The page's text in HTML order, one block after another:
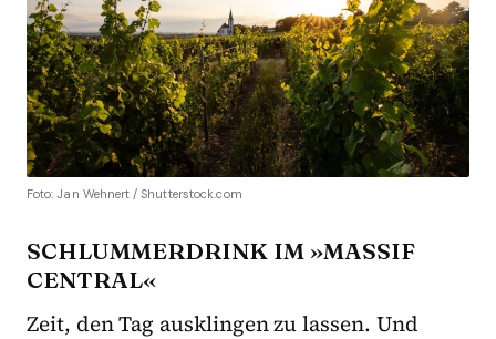
Foto: Jan Wehnert / Shutterstock.com
SCHLUMMERDRINK IM »MASSIF
CENTRAL«
Zeit, den Tag ausklingen zu lassen. Und